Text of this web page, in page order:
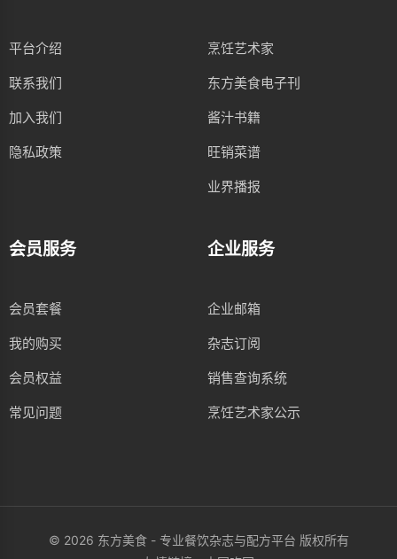
平台介绍
联系我们
加入我们
隐私政策
烹饪艺术家
东方美食电子刊
酱汁书籍
旺销菜谱
业界播报
会员服务
会员套餐
我的购买
会员权益
常见问题
企业服务
企业邮箱
杂志订阅
销售查询系统
烹饪艺术家公示
© 2026 东方美食 - 专业餐饮杂志与配方平台 版权所有